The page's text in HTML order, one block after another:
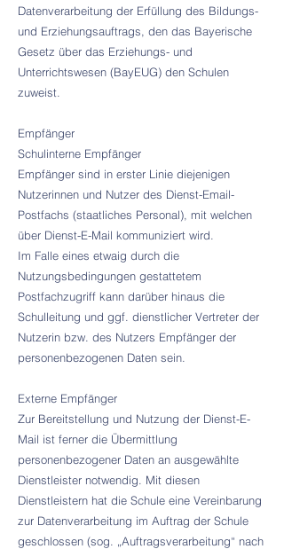
Datenverarbeitung der Erfüllung des Bildungs-
und Erziehungsauftrags, den das Bayerische
Gesetz über das Erziehungs- und
Unterrichtswesen (BayEUG) den Schulen
zuweist.
Empfänger
Schulinterne Empfänger
Empfänger sind in erster Linie diejenigen
Nutzerinnen und Nutzer des Dienst-Email-
Postfachs (staatliches Personal), mit welchen
über Dienst-E-Mail kommuniziert wird.
Im Falle eines etwaig durch die
Nutzungsbedingungen gestattetem
Postfachzugriff kann darüber hinaus die
Schulleitung und ggf. dienstlicher Vertreter der
Nutzerin bzw. des Nutzers Empfänger der
personenbezogenen Daten sein.
Externe Empfänger
Zur Bereitstellung und Nutzung der Dienst-E-
Mail ist ferner die Übermittlung
personenbezogener Daten an ausgewählte
Dienstleister notwendig. Mit diesen
Dienstleistern hat die Schule eine Vereinbarung
zur Datenverarbeitung im Auftrag der Schule
geschlossen (sog. „Auftragsverarbeitung“ nach